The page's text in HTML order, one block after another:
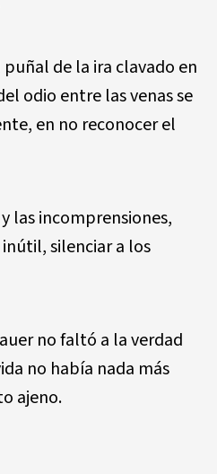
de la ira clavado en
odio entre las venas se
en no reconocer el
las incomprensiones,
silenciar a los
no faltó a la verdad
no había nada más
ajeno.